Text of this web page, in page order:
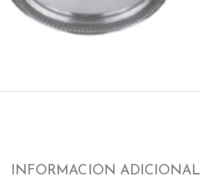
INFORMACIÓN ADICIONAL